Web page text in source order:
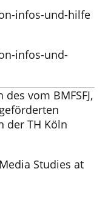
infos-und-hilfe
infos-und-
vom BMFSFJ,
der TH Köln
Studies at